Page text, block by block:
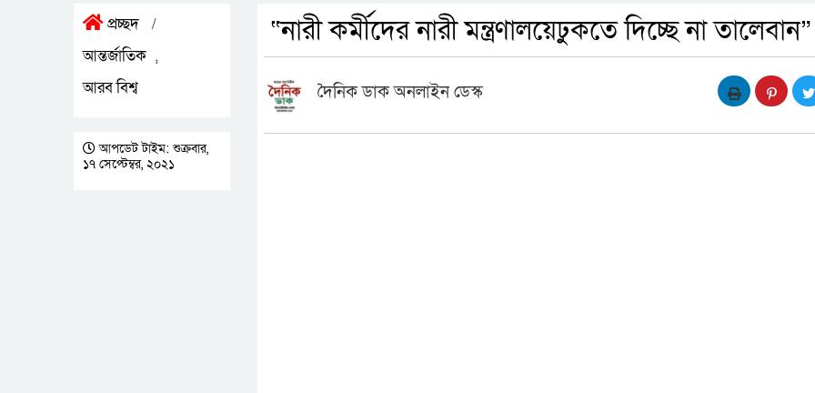
প্রচ্ছদ /
আন্তর্জাতিক ,
আরব বিশ্ব
আপডেট টাইম: শুক্রবার,
১৭ সেপ্টেম্বর, ২০২১
“নারী কর্মীদের নারী মন্ত্রণালয়েঢুকতে দিচ্ছে না তালেবান”
দৈনিক ডাক অনলাইন ডেস্ক